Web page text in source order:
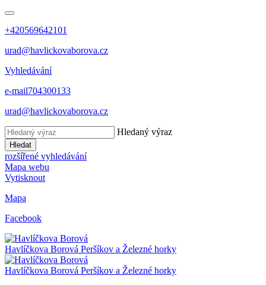
+420569642101
urad@havlickovaborova.cz
Vyhledávání
e-mail704300133
urad@havlickovaborova.cz
Hledaný výraz
Hledat
rozšířené vyhledávání
Mapa webu
Vytisknout
Mapa
Facebook
Havlíčkova Borová Peršíkov a Železné horky
Havlíčkova Borová Peršíkov a Železné horky